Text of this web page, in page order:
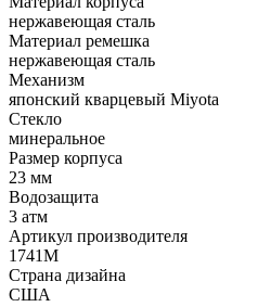
нержавеющая сталь
Материал ремешка
нержавеющая сталь
Механизм
японский кварцевый Miyota
Стекло
минеральное
Размер корпуса
23 мм
Водозащита
3 атм
Артикул производителя
1741M
Страна дизайна
США